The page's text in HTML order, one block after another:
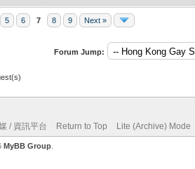
5 6 7 8 9 Next »
Forum Jump:
/ 資訊平台 Return to Top Lite (Archive) Mode
MyBB Group